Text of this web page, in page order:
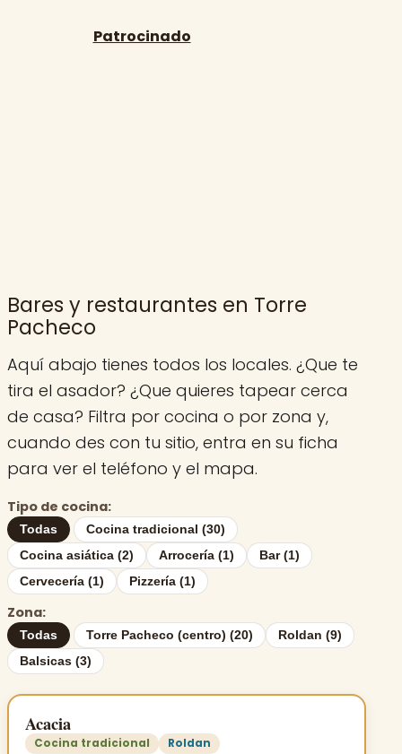
Bares y restaurantes en Torre
Pacheco
Aquí abajo tienes todos los locales. ¿Que te
tira el asador? ¿Que quieres tapear cerca
de casa? Filtra por cocina o por zona y,
cuando des con tu sitio, entra en su ficha
para ver el teléfono y el mapa.
Tipo de cocina:
Todas
Cocina tradicional (30)
Cocina asiática (2)
Arrocería (1)
Bar (1)
Cervecería (1)
Pizzería (1)
Zona:
Todas Torre Pacheco (centro) (20)
Roldan (9)
Balsicas (3)
Acacia
Cocina tradicional Roldan